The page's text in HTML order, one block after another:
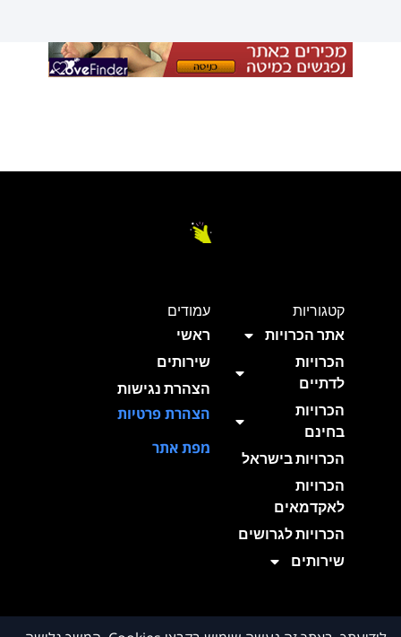
קטגוריות
אתר הכרויות
הכרויות
לדתיים
הכרויות
בחינם
הכרויות בישראל
הכרויות
לאקדמאים
הכרויות לגרושים
שירותים
עמודים
ראשי
שירותים
הצהרת נגישות
הצהרת פרטיות
מפת אתר